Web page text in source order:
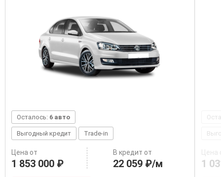
Осталось: 6 авто
Выгодный кредит Trade-in
Цена от
1 853 000 ₽
В кредит от
22 059 ₽/м
Цена
1